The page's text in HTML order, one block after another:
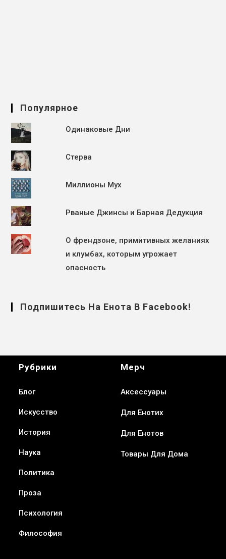
Популярное
Одинаковые Дни
Стерва
Миллионы Мух
Рваные Джинсы и Барная Дедукция
О френдзоне, примитивных желаниях
и клумбах, которым угрожает
опасность
Подпишитесь На Енота В Facebook!
Рубрики
Блог
Искусство
История
Наука
Политика
Проза
Психология
Философия
Мерч
Аксессуары
Для Енотих
Для Енотов
Товары Для Дома